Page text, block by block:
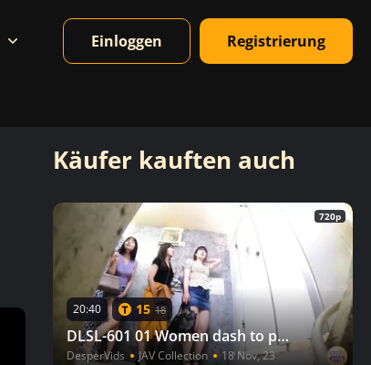
Einloggen Registrierung
Käufer kauften auch
720p
20:40 15 18
DLSL-601 01 Women dash to pee after watching a movie, but there is a line to the toilet! VOL. 2
DesperVids JAV Collection 18 Nov, 23